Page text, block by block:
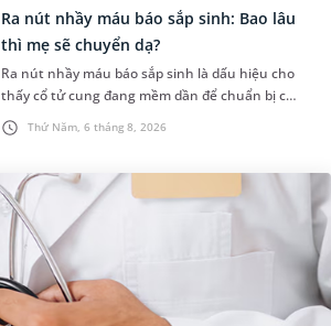
Thứ Năm, 6 tháng 8, 2026
Ra nút nhầy máu báo sắp sinh: Bao lâu
thì mẹ sẽ chuyển dạ?
Ra nút nhầy máu báo sắp sinh là dấu hiệu cho
thấy cổ tử cung đang mềm dần để chuẩn bị cho
quá trình sinh nở. Thế nhưng, khoảng thời
gian từ lúc xuất hiện nút...